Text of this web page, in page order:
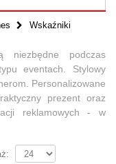
Wskaźniki
podczas
eventach. Stylowy
Personalizowane
prezent oraz
reklamowych - w